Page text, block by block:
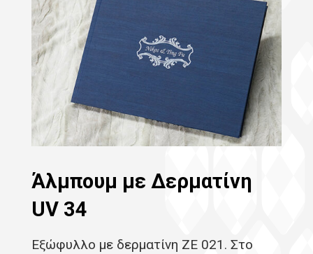
Άλμπουμ με Δερματίνη
UV 34
Εξώφυλλο με δερματίνη ΖΕ 021. Στο